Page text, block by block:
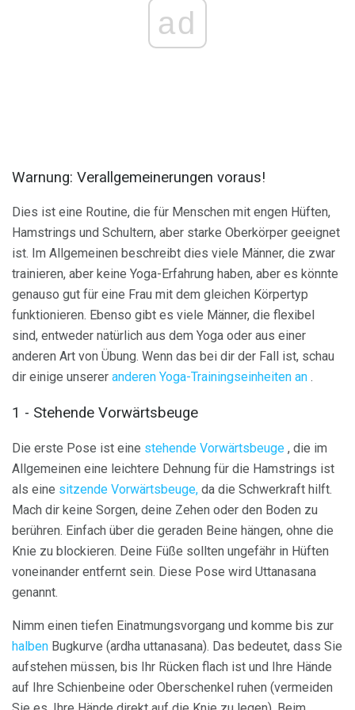
ad
Warnung: Verallgemeinerungen voraus!
Dies ist eine Routine, die für Menschen mit engen Hüften,
Hamstrings und Schultern, aber starke Oberkörper geeignet
ist. Im Allgemeinen beschreibt dies viele Männer, die zwar
trainieren, aber keine Yoga-Erfahrung haben, aber es könnte
genauso gut für eine Frau mit dem gleichen Körpertyp
funktionieren. Ebenso gibt es viele Männer, die flexibel
sind, entweder natürlich aus dem Yoga oder aus einer
anderen Art von Übung. Wenn das bei dir der Fall ist, schau
dir einige unserer anderen Yoga-Trainingseinheiten an .
1 - Stehende Vorwärtsbeuge
Die erste Pose ist eine stehende Vorwärtsbeuge , die im
Allgemeinen eine leichtere Dehnung für die Hamstrings ist
als eine sitzende Vorwärtsbeuge, da die Schwerkraft hilft.
Mach dir keine Sorgen, deine Zehen oder den Boden zu
berühren. Einfach über die geraden Beine hängen, ohne die
Knie zu blockieren. Deine Füße sollten ungefähr in Hüften
voneinander entfernt sein. Diese Pose wird Uttanasana
genannt.
Nimm einen tiefen Einatmungsvorgang und komme bis zur
halben Bugkurve (ardha uttanasana). Das bedeutet, dass Sie
aufstehen müssen, bis Ihr Rücken flach ist und Ihre Hände
auf Ihre Schienbeine oder Oberschenkel ruhen (vermeiden